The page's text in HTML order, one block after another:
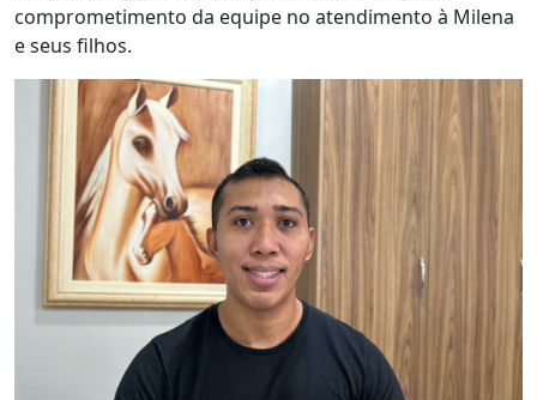
comprometimento da equipe no atendimento à Milena
e seus filhos.